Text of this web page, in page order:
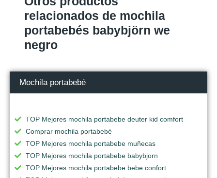
relacionados de mochila
portabebés babybjörn we
negro
Mochila portabebé
TOP Mejores mochila portabebe deuter kid comfort
Comprar mochila portabebé
TOP Mejores mochila portabebe muñecas
TOP Mejores mochila portabebe babybjorn
TOP Mejores mochila portabebe bebe confort